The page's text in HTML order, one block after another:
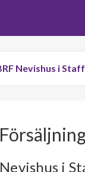
Nevishus i
i